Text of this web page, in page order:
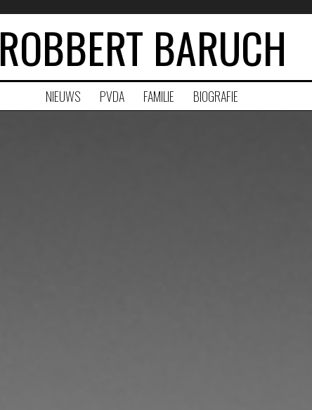
ROBBERT BARUCH
NIEUWS PVDA FAMILIE BIOGRAFIE